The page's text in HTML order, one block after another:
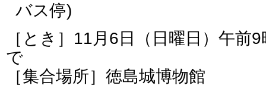
バス停)
［とき］11月6日（日曜日）午前
で
［集合場所］徳島城博物館